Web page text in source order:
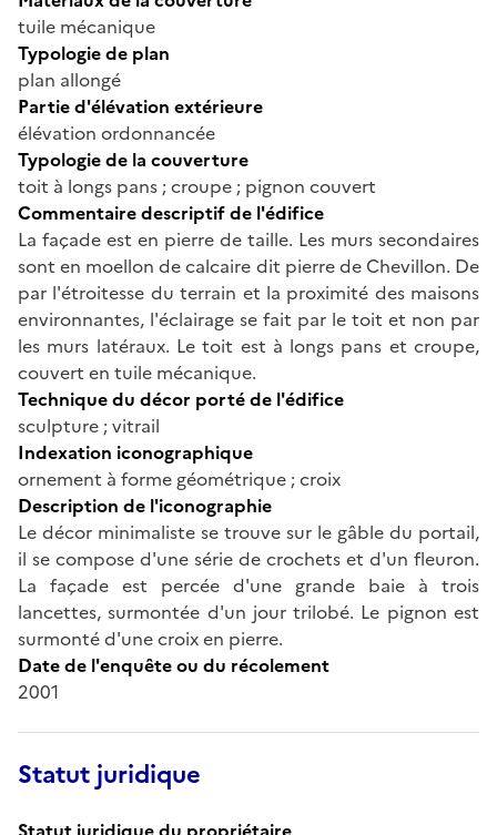
tuile mécanique
Typologie de plan
plan allongé
Partie d'élévation extérieure
élévation ordonnancée
Typologie de la couverture
toit à longs pans ; croupe ; pignon couvert
Commentaire descriptif de l'édifice
La façade est en pierre de taille. Les murs secondaires
sont en moellon de calcaire dit pierre de Chevillon. De
par l'étroitesse du terrain et la proximité des maisons
environnantes, l'éclairage se fait par le toit et non par
les murs latéraux. Le toit est à longs pans et croupe,
couvert en tuile mécanique.
Technique du décor porté de l'édifice
sculpture ; vitrail
Indexation iconographique
ornement à forme géométrique ; croix
Description de l'iconographie
Le décor minimaliste se trouve sur le gâble du portail,
il se compose d'une série de crochets et d'un fleuron.
La façade est percée d'une grande baie à trois
lancettes, surmontée d'un jour trilobé. Le pignon est
surmonté d'une croix en pierre.
Date de l'enquête ou du récolement
2001
Statut juridique